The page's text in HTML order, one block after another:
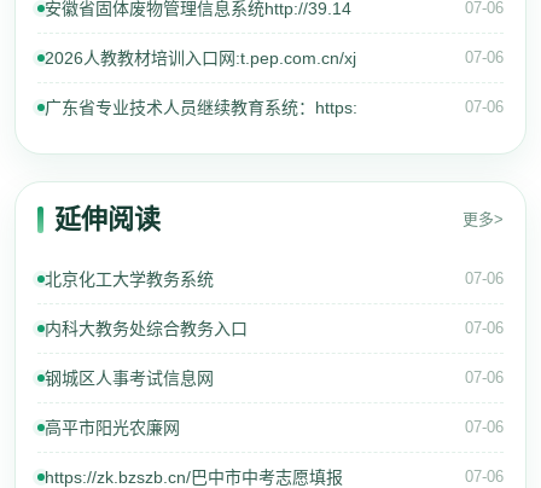
安徽省固体废物管理信息系统http://39.14 07-06
2026人教教材培训入口网:t.pep.com.cn/xj 07-06
广东省专业技术人员继续教育系统：https: 07-06
延伸阅读 更多>
北京化工大学教务系统 07-06
内科大教务处综合教务入口 07-06
钢城区人事考试信息网 07-06
高平市阳光农廉网 07-06
https://zk.bzszb.cn/巴中市中考志愿填报 07-06